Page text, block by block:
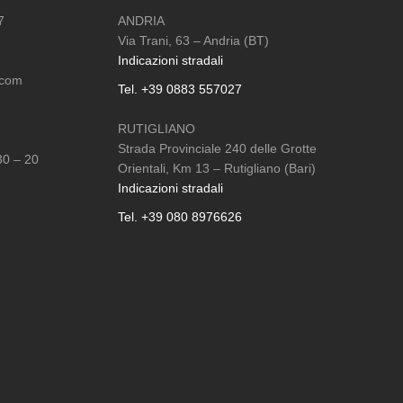
– 20
ANDRIA
Via Trani, 63 – Andria (BT)
Indicazioni stradali
Tel. +39 0883 557027
RUTIGLIANO
Strada Provinciale 240 delle Grotte
Orientali, Km 13 – Rutigliano (Bari)
Indicazioni stradali
Tel. +39 080 8976626